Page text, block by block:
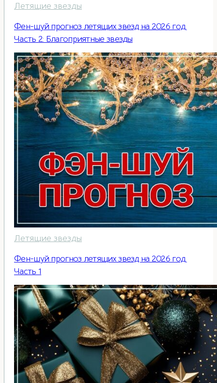
Летящие звезды
Фен-шуй прогноз летящих звезд на 2026 год.
Часть 2: Благоприятные звезды
Летящие звезды
Фен-шуй прогноз летящих звезд на 2026 год.
Часть 1